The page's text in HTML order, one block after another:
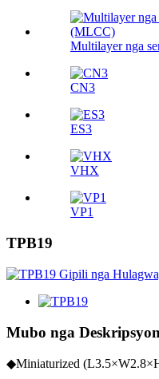
Multilayer nga
CN3
ES3
VHX
VP1
TPB19
Mubo nga
◆Miniaturized